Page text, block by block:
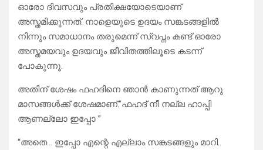
ഓരോ ദിവസവും പ്രതിക്ഷയോടെയാണ്
അസ്തമിക്കുന്നത്. നാളെയുടെ ഉദയം സങ്കടങ്ങളിൽ
നിന്നും സമാധാനം തരുമെന്ന് സ്വപ്നം കണ്ട് ഓരോ
അസ്തമയവും ഉദയവും ജീവിതത്തിലൂടെ കടന്ന്
പോകുന്നൂ.
അതിന്‌ ശേഷം ഫഹദിനെ ഞാൻ കാണുന്നത് ആറു
മാസങ്ങൾക്ക് ശേഷമാണ്.”ഫഹദ് നീ നല്ല ഹാപ്പി
ആണല്ലോ ഇപ്പോ ”
“അതെ… ഇപ്പോ എന്റെ എല്ലാം സങ്കടങ്ങളും മാറി..